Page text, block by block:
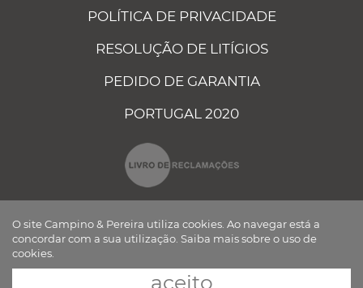
POLÍTICA DE PRIVACIDADE
RESOLUÇÃO DE LITÍGIOS
PEDIDO DE GARANTIA
PORTUGAL 2020
CAMPINO E PEREIRA - COMPONENTES ELÉCTRICOS AUTO, LDA ©
TODOS OS DIREITOS RESERVADOS Desenvolvido porBOMSITE
O site Campino & Pereira utiliza cookies. Ao navegar está a
concordar com a sua utilização. Saiba mais sobre o uso de
cookies.
aceito